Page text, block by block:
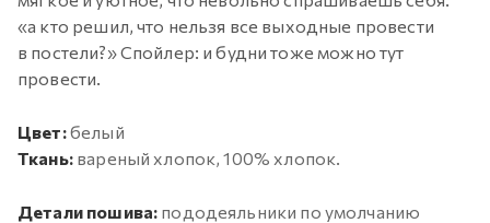
«а кто решил, что нельзя все выходные провести
в постели?» Спойлер: и будни тоже можно тут
провести.
Цвет:белый
Ткань:вареный хлопок, 100% хлопок.
Детали пошива: пододеяльники по умолчанию